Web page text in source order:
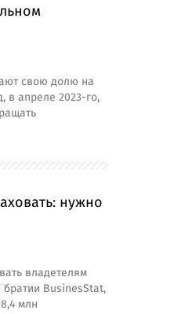
свою долю на
в апреле 2023-го,
нужно
владетелям
BusinesStat,
млн